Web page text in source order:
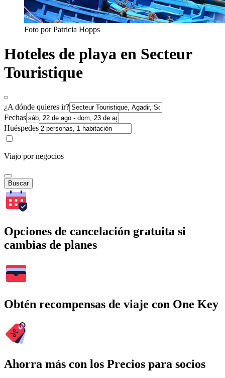
Foto por Patricia Hopps
Hoteles de playa en Secteur
Touristique
¿A dónde quieres ir?
Fechas
Huéspedes
Viajo por negocios
Buscar
Opciones de cancelación gratuita si
cambias de planes
Obtén recompensas de viaje con One Key
Ahorra más con los Precios para socios